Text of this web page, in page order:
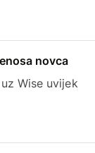
novca
Wise uvijek